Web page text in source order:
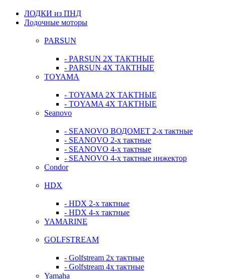
ЛОДКИ из ПНД
Лодочные моторы
PARSUN
- PARSUN 2Х ТАКТНЫЕ
- PARSUN 4Х ТАКТНЫЕ
TOYAMA
- TOYAMA 2Х ТАКТНЫЕ
- TOYAMA 4Х ТАКТНЫЕ
Seanovo
- SEANOVO ВОДОМЕТ 2-х тактные
- SEANOVO 2-х тактные
- SEANOVO 4-х тактные
- SEANOVO 4-х тактные инжектор
Condor
HDX
- HDX 2-х тактные
- HDX 4-х тактные
YAMARINE
GOLFSTREAM
- Golfstream 2х тактные
- Golfstream 4х тактные
Yamaha